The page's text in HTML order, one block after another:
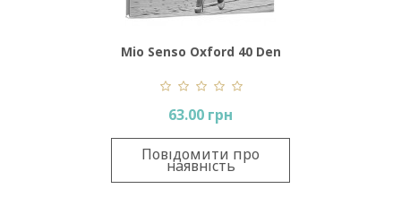
Mio Senso Oxford 40 Den
63.00 грн
Повідомити про
наявність